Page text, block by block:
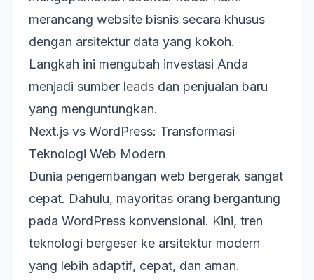
merancang website bisnis secara khusus
dengan arsitektur data yang kokoh.
Langkah ini mengubah investasi Anda
menjadi sumber leads dan penjualan baru
yang menguntungkan.
Next.js vs WordPress: Transformasi
Teknologi Web Modern
Dunia pengembangan web bergerak sangat
cepat. Dahulu, mayoritas orang bergantung
pada WordPress konvensional. Kini, tren
teknologi bergeser ke arsitektur modern
yang lebih adaptif, cepat, dan aman.